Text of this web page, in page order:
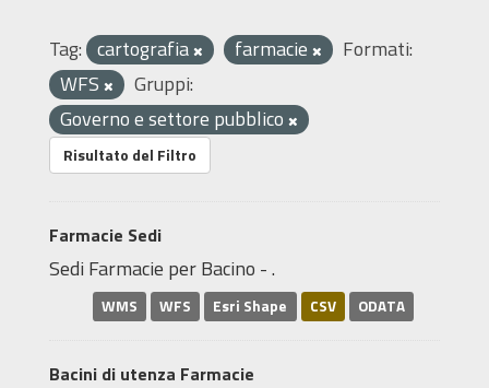
Tag: cartografia farmacie
Formati:
WFS
Gruppi:
Governo e settore pubblico
Risultato del Filtro
Farmacie Sedi
Sedi Farmacie per Bacino - .
WMS WFS Esri Shape CSV ODATA
Bacini di utenza Farmacie